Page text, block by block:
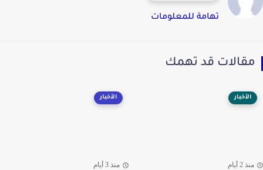
تهامة للمعلومات
قد تهمك
الأخبار
2 أيام
الأخبار
منذ 3 أيام